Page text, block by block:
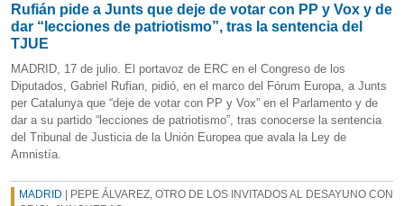
Rufián pide a Junts que deje de votar con PP y Vox y de
dar “lecciones de patriotismo”, tras la sentencia del
TJUE
MADRID, 17 de julio. El portavoz de ERC en el Congreso de los
Diputados, Gabriel Rufian, pidió, en el marco del Fórum Europa, a Junts
per Catalunya que “deje de votar con PP y Vox” en el Parlamento y de
dar a su partido “lecciones de patriotismo”, tras conocerse la sentencia
del Tribunal de Justicia de la Unión Europea que avala la Ley de
Amnistía.
MADRID | PEPE ÁLVAREZ, OTRO DE LOS INVITADOS AL DESAYUNO CON